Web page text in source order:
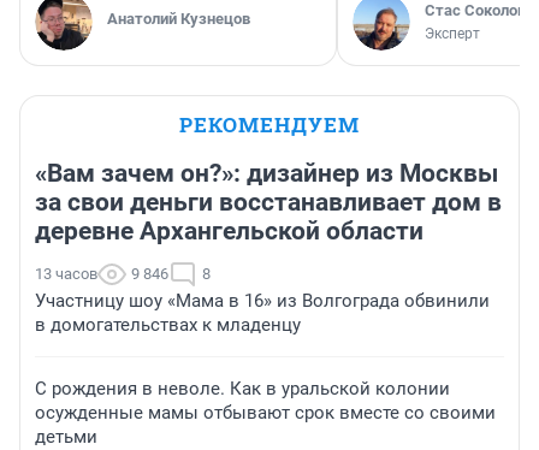
Анатолий Кузнецов Стас Соколов
Эксперт
РЕКОМЕНДУЕМ
«Вам зачем он?»: дизайнер из Москвы
за свои деньги восстанавливает дом в
деревне Архангельской области
13 часов 9 846 8
Участницу шоу «Мама в 16» из Волгограда обвинили
в домогательствах к младенцу
С рождения в неволе. Как в уральской колонии
осужденные мамы отбывают срок вместе со своими
детьми